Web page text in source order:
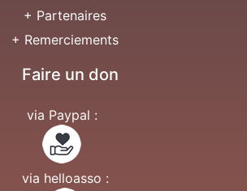
+ Partenaires
+ Remerciements
Faire un don
via Paypal :
via helloasso :